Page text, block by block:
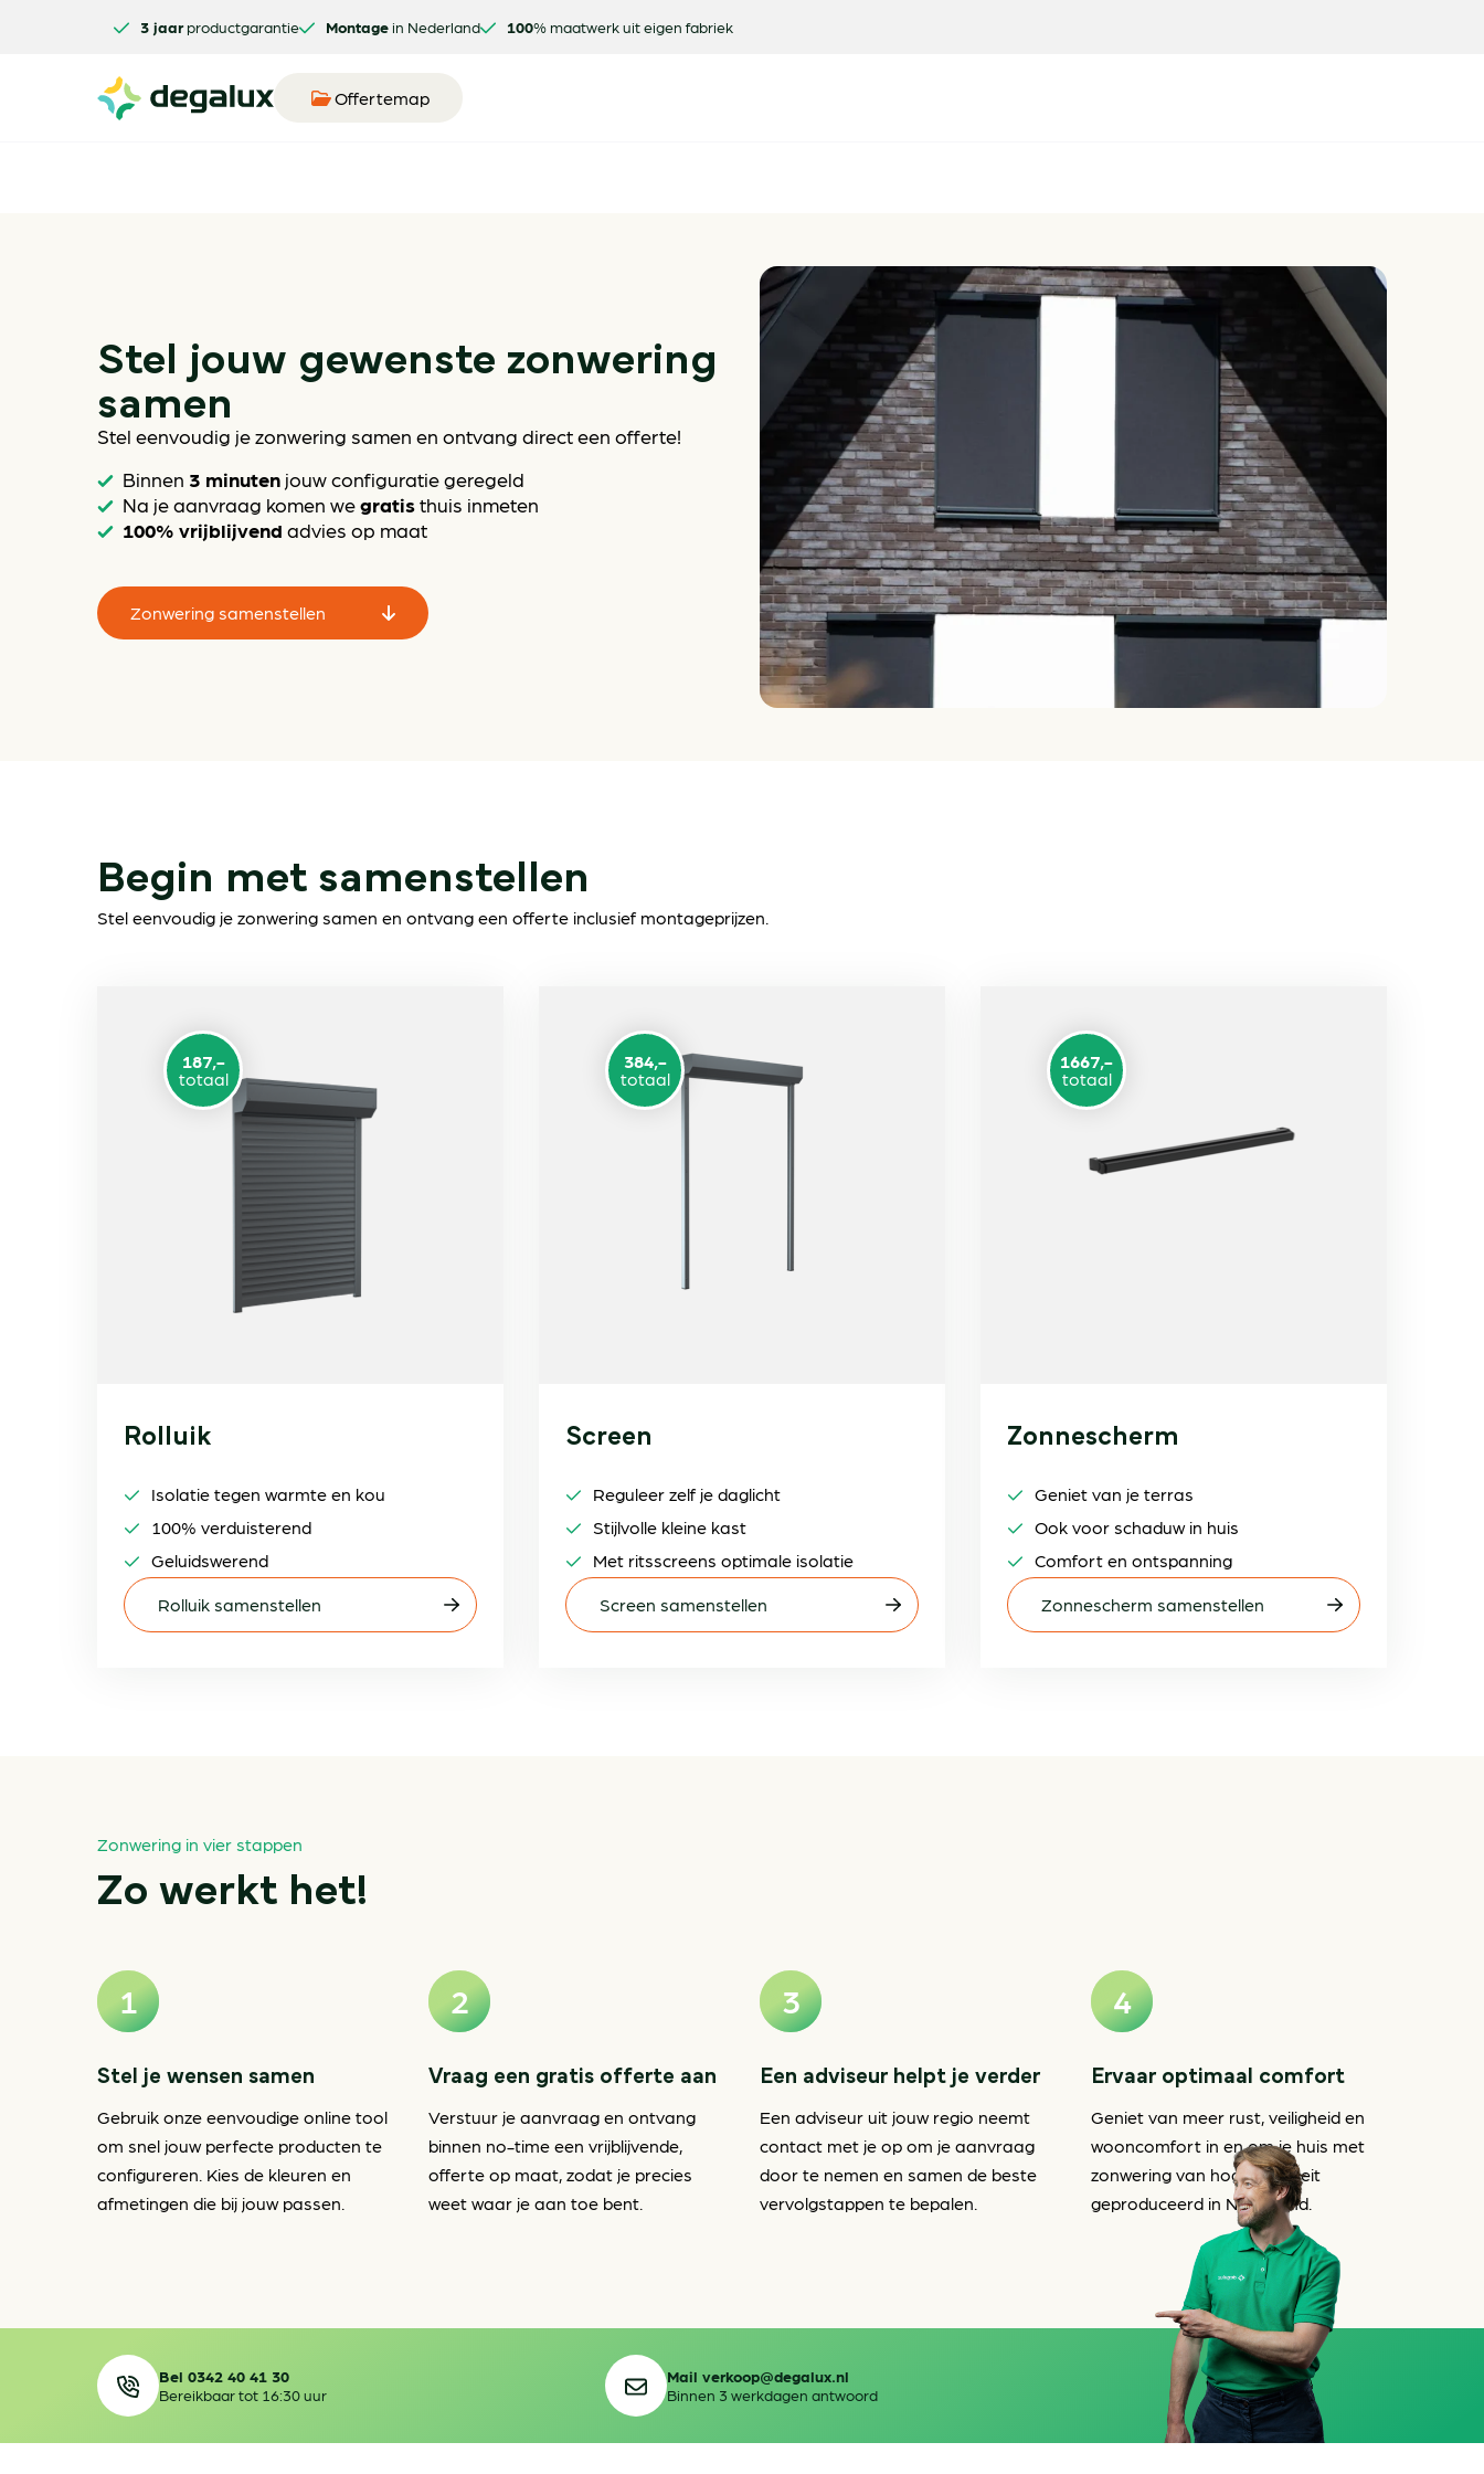
3 jaarproductgarantie Montage in Nederland 100% maatwerk uit eigen fabriek
Offertemap
Stel jouw gewenste zonwering
samen
Stel eenvoudig je zonwering samen en ontvang direct een offerte!
Binnen 3 minuten jouw configuratie geregeld
Na je aanvraag komen wegratisthuis inmeten
100% vrijblijvend advies op maat
Zonwering samenstellen
Begin met samenstellen
Stel eenvoudig je zonwering samen en ontvang een offerte inclusief montageprijzen.
totaal
187,-
Rolluik
Isolatie tegen warmte en kou
100% verduisterend
Geluidswerend
Rolluik samenstellen
totaal
384,-
Screen
Reguleer zelf je daglicht
Stijlvolle kleine kast
Met ritsscreens optimale isolatie
Screen samenstellen
totaal
1667,-
Zonnescherm
Geniet van je terras
Ook voor schaduw in huis
Comfort en ontspanning
Zonnescherm samenstellen
Zonwering in vier stappen
Zo werkt het!
Stel je wensen samen
Gebruik onze eenvoudige online tool
om snel jouw perfecte producten te
configureren. Kies de kleuren en
afmetingen die bij jouw passen.
Vraag een gratis offerte aan
Verstuur je aanvraag en ontvang
binnen no-time een vrijblijvende,
offerte op maat, zodat je precies
weet waar je aan toe bent.
Een adviseur helpt je verder
Een adviseur uit jouw regio neemt
contact met je op om je aanvraag
door te nemen en samen de beste
vervolgstappen te bepalen.
Ervaar optimaal comfort
Geniet van meer rust, veiligheid en
wooncomfort in en om je huis met
zonwering van hoge kwaliteit
geproduceerd in Nederland.
Bel 0342 40 41 30
Bereikbaar tot 16:30 uur
Mail verkoop@degalux.nl
Binnen 3 werkdagen antwoord